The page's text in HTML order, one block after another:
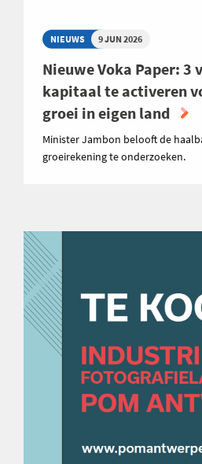
NIEUWS 9 JUN 2026
Nieuwe Voka Paper: 3
kapitaal te activeren
groei in eigen land
Minister Jambon belooft de
groeirekening te onderzoeken.